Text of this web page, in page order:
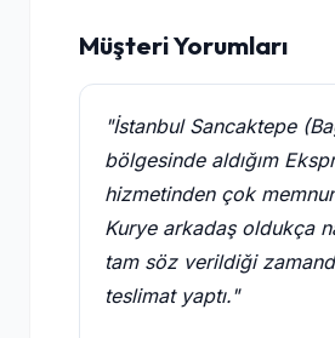
Müşteri Yorumları
"İstanbul Sancaktepe
bölgesinde aldığım
hizmetinden çok
Kurye arkadaş oldukça
tam söz verildiği
teslimat yaptı."